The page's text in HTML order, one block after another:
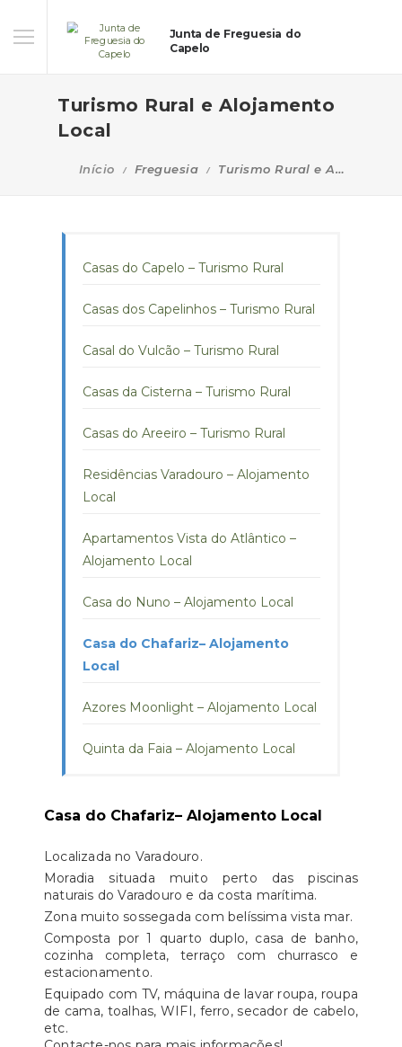
Junta de Freguesia do
Capelo
Turismo Rural e Alojamento
Local
Início Freguesia Turismo Rural e Alojamento Local
Casas do Capelo – Turismo Rural
Casas dos Capelinhos – Turismo Rural
Casal do Vulcão – Turismo Rural
Casas da Cisterna – Turismo Rural
Casas do Areeiro – Turismo Rural
Residências Varadouro – Alojamento
Local
Apartamentos Vista do Atlântico –
Alojamento Local
Casa do Nuno – Alojamento Local
Casa do Chafariz– Alojamento
Local
Azores Moonlight – Alojamento Local
Quinta da Faia – Alojamento Local
Casa do Chafariz– Alojamento Local
Localizada no Varadouro.
Moradia situada muito perto das piscinas
naturais do Varadouro e da costa marítima.
Zona muito sossegada com belíssima vista mar.
Composta por 1 quarto duplo, casa de banho,
cozinha completa, terraço com churrasco e
estacionamento.
Equipado com TV, máquina de lavar roupa, roupa
de cama, toalhas, WIFI, ferro, secador de cabelo,
etc.